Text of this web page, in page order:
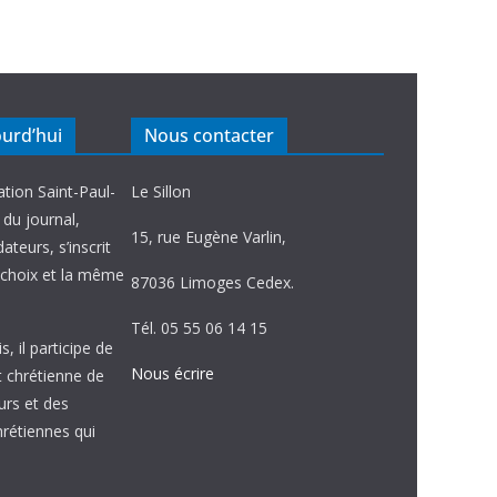
Saint-Paul-
journal,
s’inscrit
et la même
il participe de
chrétienne de
et des
qui
Nous contacter
Le Sillon
15, rue Eugène Varlin,
87036 Limoges Cedex.
Tél. 05 55 06 14 15
Nous écrire